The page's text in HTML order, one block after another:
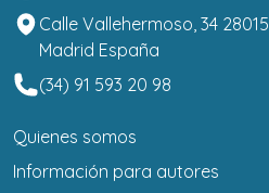
Calle Vallehermoso, 34 28015
Madrid España
(34) 91 593 20 98
Quienes somos
Información para autores